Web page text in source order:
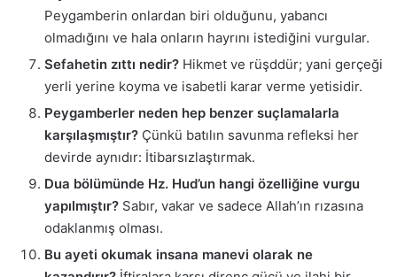
Peygamberin onlardan biri olduğunu, yabancı
olmadığını ve hala onların hayrını istediğini vurgular.
Sefahetin zıttı nedir? Hikmet ve rüşddür; yani gerçeği
yerli yerine koyma ve isabetli karar verme yetisidir.
Peygamberler neden hep benzer suçlamalarla
karşılaşmıştır? Çünkü batılın savunma refleksi her
devirde aynıdır: İtibarsızlaştırmak.
Dua bölümünde Hz. Hud’un hangi özelliğine vurgu
yapılmıştır? Sabır, vakar ve sadece Allah’ın rızasına
odaklanmış olması.
Bu ayeti okumak insana manevi olarak ne